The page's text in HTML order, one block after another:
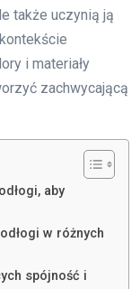
także uczynią ją
i materiały
zachwycającą
aby
w różnych
spójność i